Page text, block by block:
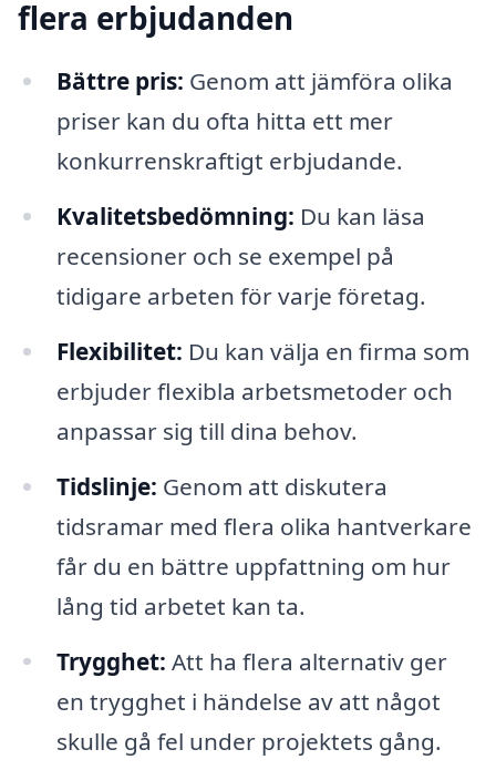
flera erbjudanden
Bättre pris: Genom att jämföra olika
priser kan du ofta hitta ett mer
konkurrenskraftigt erbjudande.
Kvalitetsbedömning: Du kan läsa
recensioner och se exempel på
tidigare arbeten för varje företag.
Flexibilitet: Du kan välja en firma som
erbjuder flexibla arbetsmetoder och
anpassar sig till dina behov.
Tidslinje: Genom att diskutera
tidsramar med flera olika hantverkare
får du en bättre uppfattning om hur
lång tid arbetet kan ta.
Trygghet: Att ha flera alternativ ger
en trygghet i händelse av att något
skulle gå fel under projektets gång.